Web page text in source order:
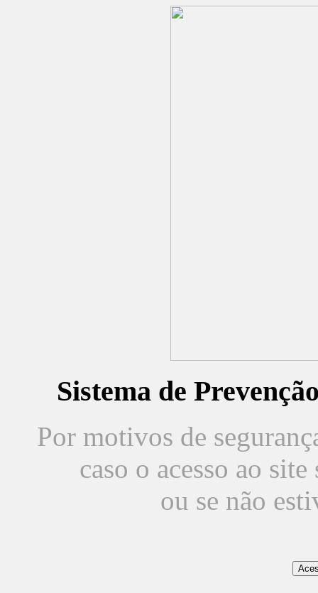
Sistema de
Por motivos de
caso o acesso ao
ou se não